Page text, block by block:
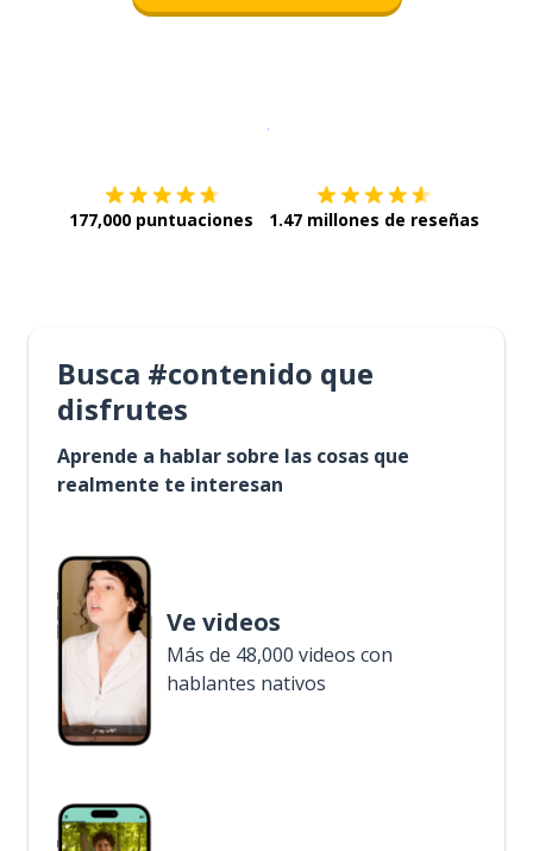
177,000 puntuaciones 1.47 millones de reseñas
Busca #contenido que
disfrutes
Aprende a hablar sobre las cosas que
realmente te interesan
Ve videos
Más de 48,000 videos con
hablantes nativos